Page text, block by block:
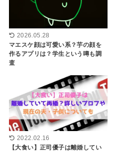
2026.05.28
マエスケ顔は可愛い系？芋の顔を
作るアプリは？学生という噂も調
査
2022.02.16
【大食い】正司優子は離婚してい